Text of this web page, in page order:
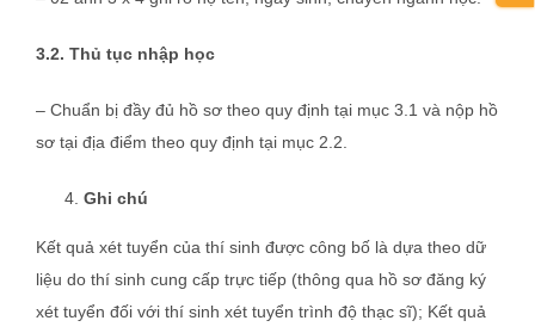
3.2. Thủ tục nhập học
– Chuẩn bị đầy đủ hồ sơ theo quy định tại mục 3.1 và nộp hồ
sơ tại địa điểm theo quy định tại mục 2.2.
Ghi chú
Kết quả xét tuyển của thí sinh được công bố là dựa theo dữ
liệu do thí sinh cung cấp trực tiếp (thông qua hồ sơ đăng ký
xét tuyển đối với thí sinh xét tuyển trình độ thạc sĩ); Kết quả